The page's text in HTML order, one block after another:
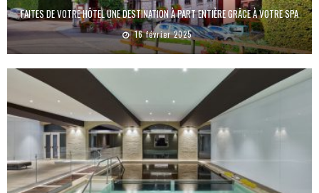
FAITES DE VOTRE HÔTEL UNE DESTINATION À PART ENTIÈRE GRÂCE À VOTRE SPA
16 février 2025